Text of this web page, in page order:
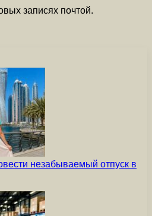
записях почтой.
незабываемый отпуск в